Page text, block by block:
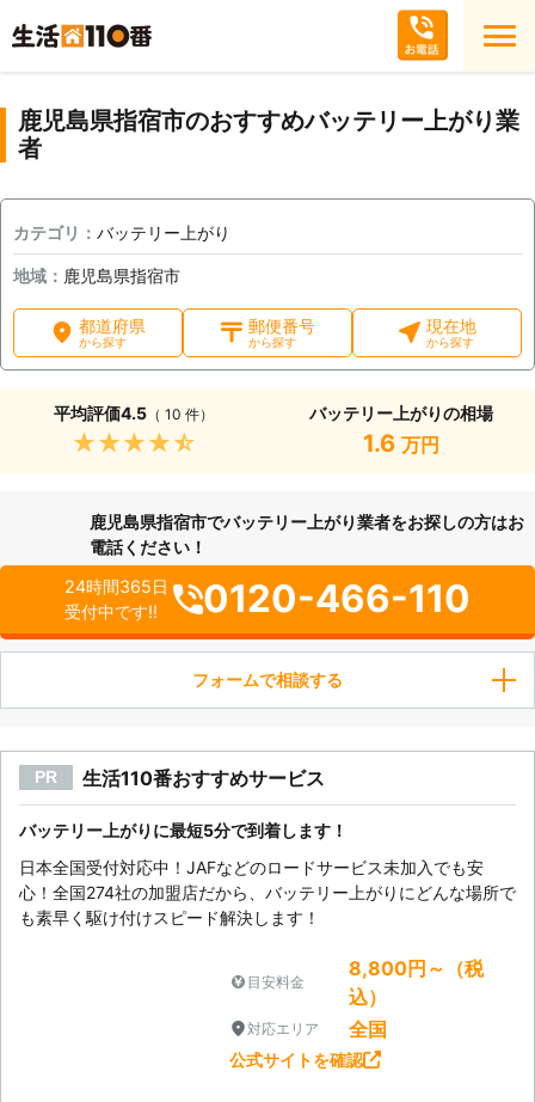
鹿児島県指宿市のおすすめバッテリー上がり業
者
カテゴリ： バッテリー上がり
地域： 鹿児島県指宿市
都道府県
から探す
郵便番号
から探す
現在地
から探す
平均評価4.5 （ 10 件）
★★★★★
バッテリー上がりの相場
1.6 万円
鹿児島県指宿市でバッテリー上がり業者をお探しの方はお
電話ください！
24時間365日
受付中です!!
0120-466-110
フォームで相談する
PR 生活110番おすすめサービス
バッテリー上がりに最短5分で到着します！
日本全国受付対応中！JAFなどのロードサービス未加入でも安
心！全国274社の加盟店だから、バッテリー上がりにどんな場所で
も素早く駆け付けスピード解決します！
目安料金
8,800円～（税
込）
対応エリア 全国
公式サイトを確認